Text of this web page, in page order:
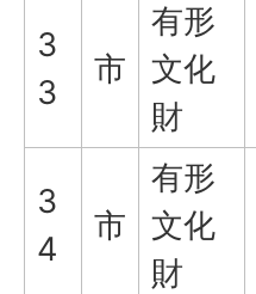
3
3
市
有形
文化
財
3
4
市
有形
文化
財